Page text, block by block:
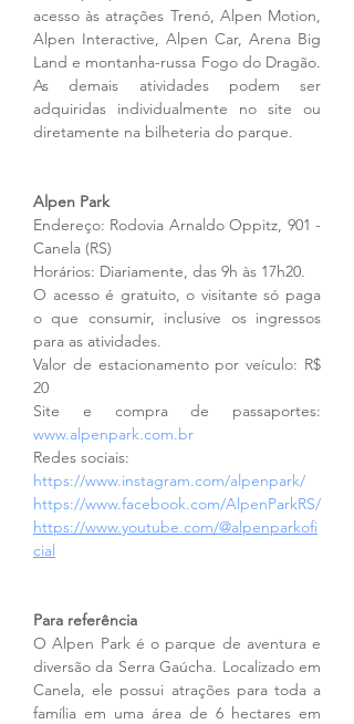
acesso às atrações Trenó, Alpen Motion,
Alpen Interactive, Alpen Car, Arena Big
Land e montanha-russa Fogo do Dragão.
As demais atividades podem ser
adquiridas individualmente no site ou
diretamente na bilheteria do parque.
Alpen Park
Endereço: Rodovia Arnaldo Oppitz, 901 -
Canela (RS)
Horários: Diariamente, das 9h às 17h20.
O acesso é gratuito, o visitante só paga
o que consumir, inclusive os ingressos
para as atividades.
Valor de estacionamento por veículo: R$
20
www.alpenpark.com.br
Redes sociais:
https://www.instagram.com/alpenpark/
https://www.facebook.com/AlpenParkRS/
https://www.youtube.com/@alpenparkofi
cial
Para referência
O Alpen Park é o parque de aventura e
diversão da Serra Gaúcha. Localizado em
Canela, ele possui atrações para toda a
família em uma área de 6 hectares em